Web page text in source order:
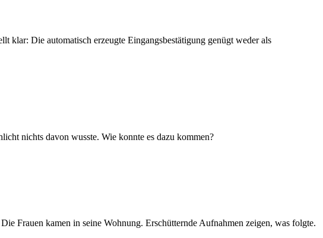
klar: Die automatisch erzeugte Eingangsbestätigung genügt weder als
nichts davon wusste. Wie konnte es dazu kommen?
Frauen kamen in seine Wohnung. Erschütternde Aufnahmen zeigen, was folgte.